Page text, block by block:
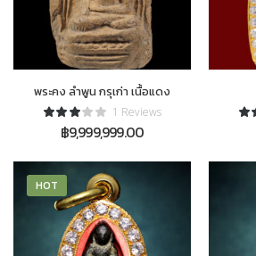
พระคง ลำพูน กรุเก่า เนื้อแดง
1 Reviews
฿9,999,999.00
HOT